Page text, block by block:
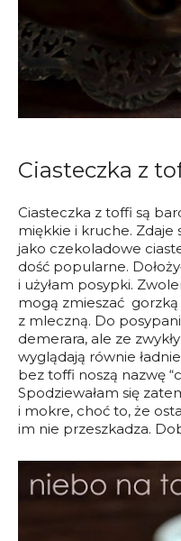
Ciasteczka z
Ciasteczka z toffi są
miękkie i kruche. Zdaje
jako czekoladowe
dość popularne.
i użyłam posypki.
mogą zmieszać gorzką
z mleczną. Do
demerara, ale ze
wyglądają równie
bez toffi noszą nazwę
Spodziewałam się
i mokre, choć to, że
im nie przeszkadza.